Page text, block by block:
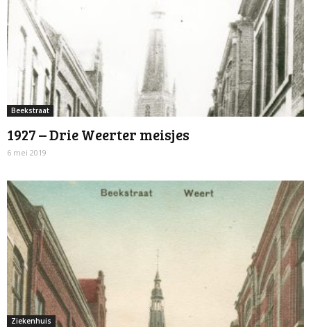
Beekstraat
1927 – Drie Weerter meisjes
6 mei 2019
Ziekenhuis